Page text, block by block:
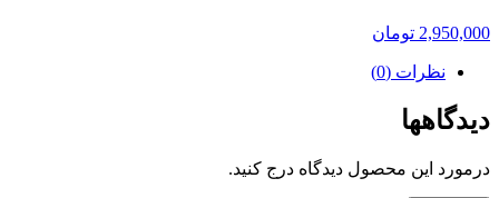
2,950,000 تومان
نظرات (0)
دیدگاهها
درمورد این محصول دیدگاه درج کنید.